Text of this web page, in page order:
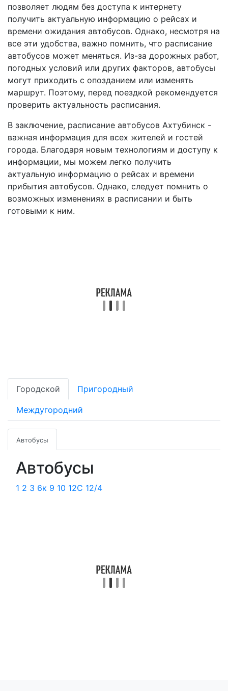
позволяет людям без доступа к интернету
получить актуальную информацию о рейсах и
времени ожидания автобусов. Однако, несмотря на
все эти удобства, важно помнить, что расписание
автобусов может меняться. Из-за дорожных работ,
погодных условий или других факторов, автобусы
могут приходить с опозданием или изменять
маршрут. Поэтому, перед поездкой рекомендуется
проверить актуальность расписания.
В заключение, расписание автобусов Ахтубинск -
важная информация для всех жителей и гостей
города. Благодаря новым технологиям и доступу к
информации, мы можем легко получить
актуальную информацию о рейсах и времени
прибытия автобусов. Однако, следует помнить о
возможных изменениях в расписании и быть
готовыми к ним.
Городской Пригородный
Междугородний
Автобусы
Автобусы
1 2 3 6к 9 10 12С 12/4